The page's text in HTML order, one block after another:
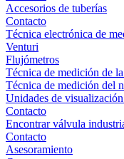
Accesorios de tuberías
Contacto
Técnica electrónica de
Venturi
Flujómetros
Técnica de medición de
Técnica de medición del
Unidades de
Contacto
Encontrar válvula
Contacto
Asesoramiento